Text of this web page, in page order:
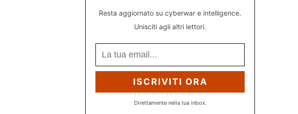
Resta aggiornato su cyberwar e intelligence.
Unisciti agli altri lettori.
ISCRIVITI ORA
Direttamente nella tua inbox.